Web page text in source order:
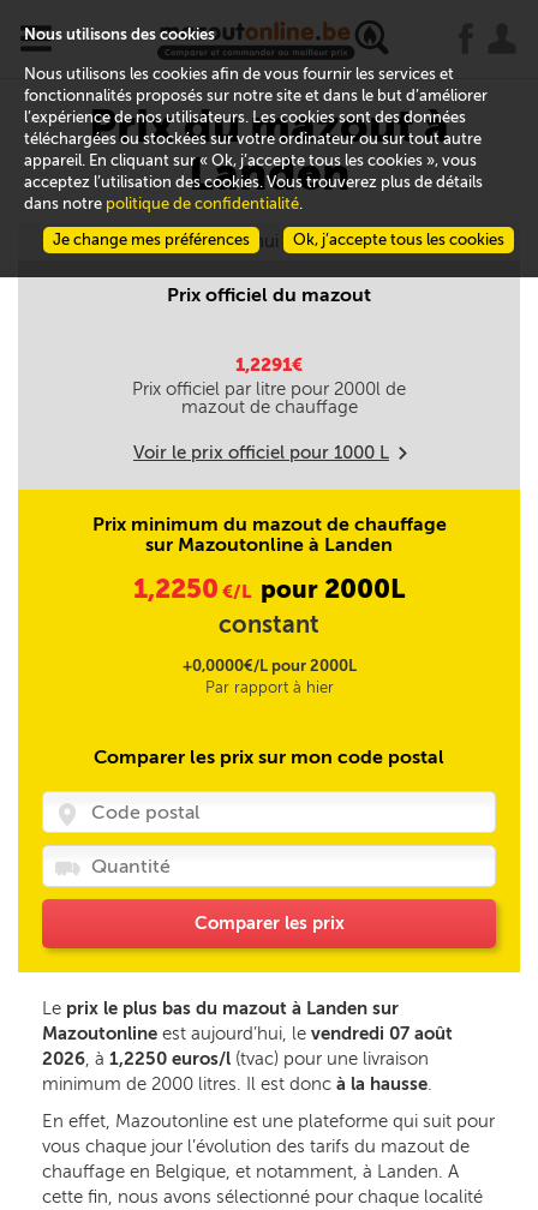
x
Prix du mazout à
Landen
Aujourd'hui le 08/08
Prix officiel du mazout
1,2291€
Prix officiel par litre pour 2000l de
mazout de chauffage
Voir le prix officiel pour 1000 L m
Prix minimum du mazout de chauffage
sur Mazoutonline à Landen
1,2250 €/L pour 2000L
constant
+0,0000€/L pour 2000L
Par rapport à hier
Comparer les prix sur mon code postal
Comparer les prix
Le prix le plus bas du mazout à Landen sur
Mazoutonline est aujourd’hui, le vendredi 07 août
2026, à 1,2250 euros/l (tvac) pour une livraison
minimum de 2000 litres. Il est donc à la hausse.
En effet, Mazoutonline est une plateforme qui suit pour
vous chaque jour l’évolution des tarifs du mazout de
chauffage en Belgique, et notamment, à Landen. A
cette fin, nous avons sélectionné pour chaque localité
Nous utilisons des cookies
Nous utilisons les cookies afin de vous fournir les services et
fonctionnalités proposés sur notre site et dans le but d’améliorer
l’expérience de nos utilisateurs. Les cookies sont des données
téléchargées ou stockées sur votre ordinateur ou sur tout autre
appareil. En cliquant sur « Ok, j’accepte tous les cookies », vous
acceptez l’utilisation des cookies. Vous trouverez plus de détails
dans notre politique de confidentialité.
Ok, j’accepte tous les cookies
Je change mes préférences